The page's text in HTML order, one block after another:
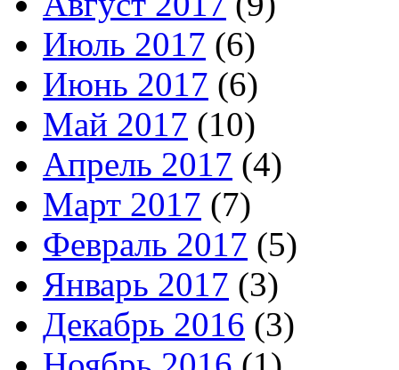
Июль 2017 (6)
Июнь 2017 (6)
Май 2017 (10)
Апрель 2017 (4)
Март 2017 (7)
Февраль 2017 (5)
Январь 2017 (3)
Декабрь 2016 (3)